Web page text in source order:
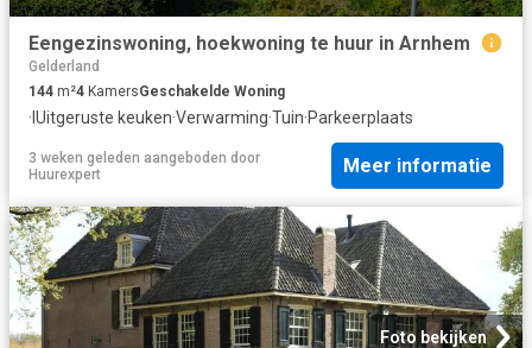
Eengezinswoning, hoekwoning te huur in Arnhem
Gelderland
144 m²4 KamersGeschakelde Woning
· IUitgeruste keuken·Verwarming·Tuin·Parkeerplaats
3 weken geleden aangeboden door
Huurexpert
Meer informatie
Foto bekijken